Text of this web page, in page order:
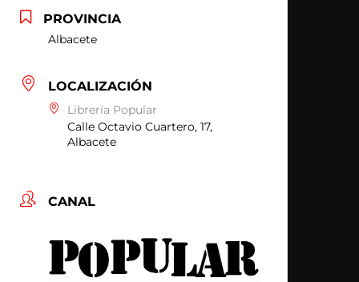
PROVINCIA
Albacete
LOCALIZACIÓN
Librería Popular
Calle Octavio Cuartero, 17,
Albacete
CANAL